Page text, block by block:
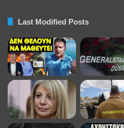
Last Modified Posts